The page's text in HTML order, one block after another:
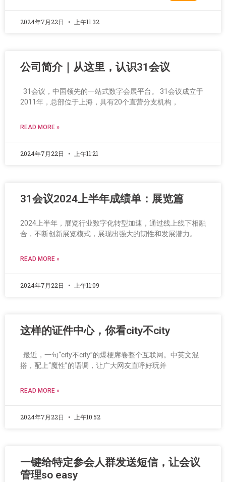
2024年7月22日 上午11:32
公司简介｜从这里，认识31会议
31会议，中国领先的一站式数字会展平台。 31会议成立于
2011年，总部位于上海，具有20个直营分支机构，
READ MORE »
2024年7月22日 上午11:21
31会议2024上半年成绩单：展览篇
2024上半年，展览行业数字化转型加速，通过线上线下相融
合，不断创新展览模式，展现出强大的韧性和发展潜力。
READ MORE »
2024年7月22日 上午11:09
这样的证件中心，你看city不city
最近，一句“city不city”的爆梗席卷整个互联网。中英文混
搭，配上“魔性”的语调，让广大网友直呼好玩并
READ MORE »
2024年7月22日 上午10:52
一键给特定参会人群发送短信，让会议
管理so easy